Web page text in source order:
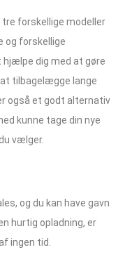
tre forskellige modeller
og forskellige
hjælpe dig med at gøre
tilbagelægge lange
også et godt alternativ
kunne tage din nye
vælger.
og du kan have gavn
hurtig opladning, er
ingen tid.